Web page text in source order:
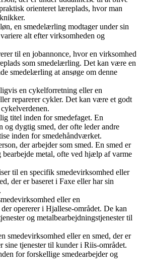
orienteret læreplads, hvor man
en smedelærling modtager under sin
alt efter virksomheden og
til en jobannonce, hvor en virksomhed
som smedelærling. Det kan være en
smedelærling at ansøge om denne
en cykelforretning eller en
reparerer cykler. Det kan være et godt
titel inden for smedefaget. En
og dygtig smed, der ofte leder andre
inden for smedehåndværket.
der arbejder som smed. En smed er
bearbejde metal, ofte ved hjælp af varme
til en specifik smedevirksomhed eller
der er baseret i Faxe eller har sin
eller en
opererer i Hjallese-området. De kan
og metalbearbejdningstjenester til
smedevirksomhed eller en smed, der er
sine tjenester til kunder i Riis-området.
for forskellige smedearbejder og